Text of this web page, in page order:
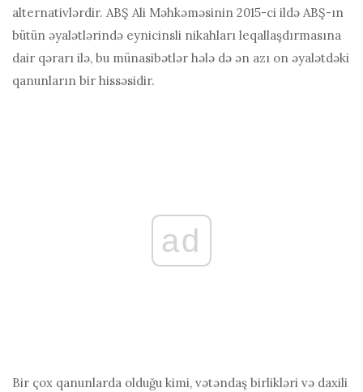
alternativlərdir. ABŞ Ali Məhkəməsinin 2015-ci ildə ABŞ-ın
bütün əyalətlərində eynicinsli nikahları leqallaşdırmasına
dair qərarı ilə, bu münasibətlər hələ də ən azı on əyalətdəki
qanunların bir hissəsidir.
ad
Bir çox qanunlarda olduğu kimi, vətəndaş birlikləri və daxili